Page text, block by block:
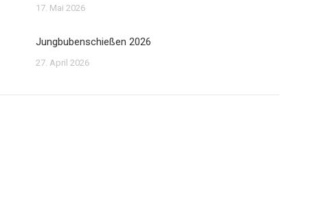
17. Mai 2026
Jungbubenschießen 2026
27. April 2026